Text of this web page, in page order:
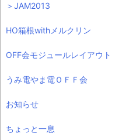
＞JAM2013
HO箱根withメルクリン
OFF会モジュールレイアウト
うみ電やま電ＯＦＦ会
お知らせ
ちょっと一息